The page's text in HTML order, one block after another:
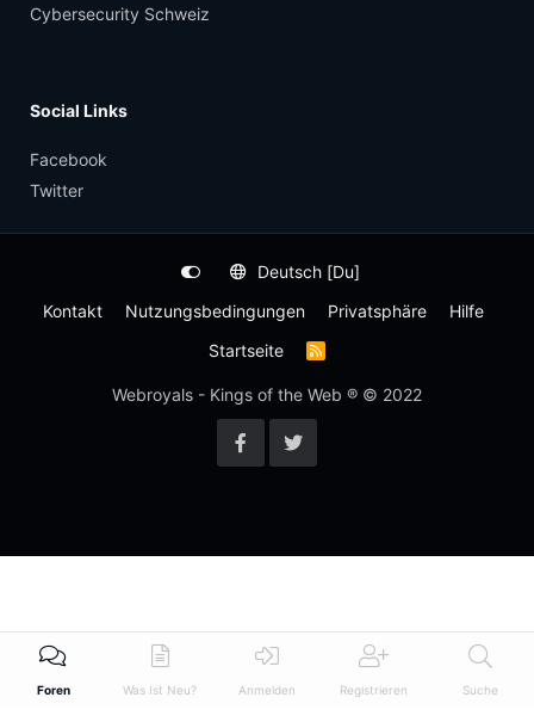
Cybersecurity Schweiz
Social Links
Facebook
Twitter
Deutsch [Du]
Kontakt
Nutzungsbedingungen Privatsphäre
Hilfe
Startseite
R
S
-
Webroyals - Kings of the Web ® © 2022
Foren Was Ist Neu? Anmelden Registrieren Suche